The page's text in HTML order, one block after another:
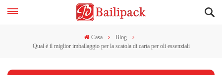
Casa
Blog
Qual è il miglior imballaggio per la scatola di carta per oli essenziali